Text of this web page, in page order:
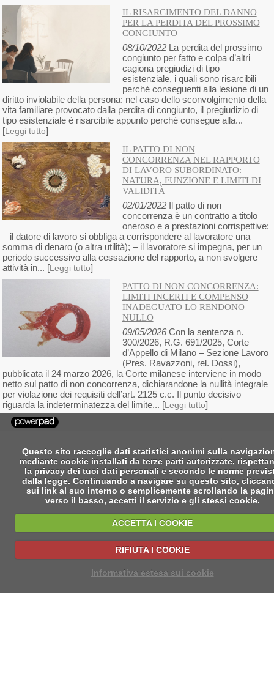
IL RISARCIMENTO DEL DANNO
PER LA PERDITA DEL PROSSIMO
CONGIUNTO
08/10/2022La perdita del prossimo
congiunto per fatto e colpa d’altri
cagiona pregiudizi di tipo
esistenziale, i quali sono risarcibili
perché conseguenti alla lesione di un
diritto inviolabile della persona: nel caso dello sconvolgimento della
vita familiare provocato dalla perdita di congiunto, il pregiudizio di
tipo esistenziale è risarcibile appunto perché consegue alla...
[Leggi tutto]
IL PATTO DI NON
CONCORRENZA NEL RAPPORTO
DI LAVORO SUBORDINATO:
NATURA, FUNZIONE E LIMITI DI
VALIDITÀ
02/01/2022Il patto di non
concorrenza è un contratto a titolo
oneroso e a prestazioni corrispettive:
– il datore di lavoro si obbliga a corrispondere al lavoratore una
somma di denaro (o altra utilità); – il lavoratore si impegna, per un
periodo successivo alla cessazione del rapporto, a non svolgere
attività in... [Leggi tutto]
PATTO DI NON CONCORRENZA:
LIMITI INCERTI E COMPENSO
INADEGUATO LO RENDONO
NULLO
09/05/2026Con la sentenza n.
300/2026, R.G. 691/2025, Corte
d’Appello di Milano – Sezione Lavoro
(Pres. Ravazzoni, rel. Dossi),
pubblicata il 24 marzo 2026, la Corte milanese interviene in modo
netto sul patto di non concorrenza, dichiarandone la nullità integrale
per violazione dei requisiti dell’art. 2125 c.c. Il punto decisivo
riguarda la indeterminatezza del limite... [Leggi tutto]
Questo sito raccoglie dati statistici anonimi sulla
mediante cookie installati da terze parti autorizzate,
la privacy dei tuoi dati personali e secondo le norme
dalla legge. Continuando a navigare su questo sito,
sui link al suo interno o semplicemente scrollando la
verso il basso, accetti il servizio e gli stessi cookie.
ACCETTA I COOKIE
RIFIUTA I COOKIE
Informativa estesa sui cookie